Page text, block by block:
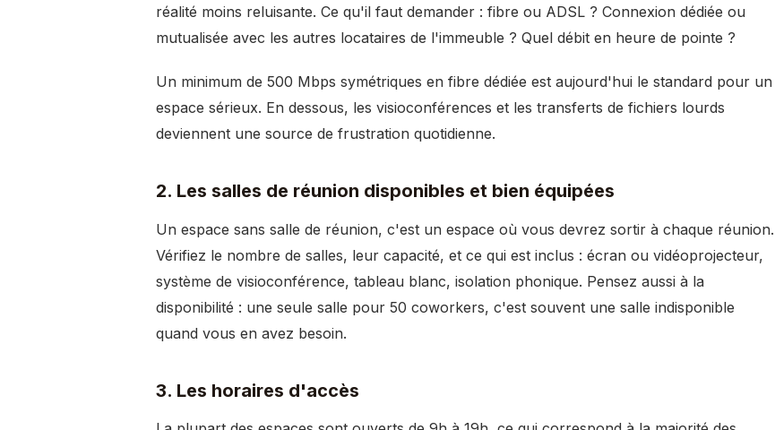
réalité moins reluisante. Ce qu'il faut demander : fibre ou ADSL ? Connexion dédiée ou
mutualisée avec les autres locataires de l'immeuble ? Quel débit en heure de pointe ?
Un minimum de 500 Mbps symétriques en fibre dédiée est aujourd'hui le standard pour un
espace sérieux. En dessous, les visioconférences et les transferts de fichiers lourds
deviennent une source de frustration quotidienne.
2. Les salles de réunion disponibles et bien équipées
Un espace sans salle de réunion, c'est un espace où vous devrez sortir à chaque réunion.
Vérifiez le nombre de salles, leur capacité, et ce qui est inclus : écran ou vidéoprojecteur,
système de visioconférence, tableau blanc, isolation phonique. Pensez aussi à la
disponibilité : une seule salle pour 50 coworkers, c'est souvent une salle indisponible
quand vous en avez besoin.
3. Les horaires d'accès